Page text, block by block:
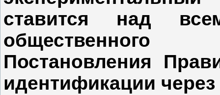
ставится над
общественного
Постановления
идентификации